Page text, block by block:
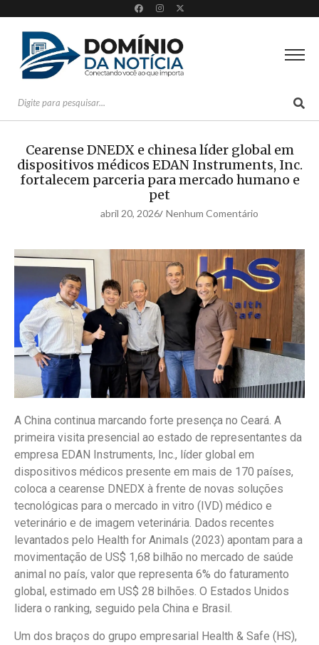
Cearense DNEDX e chinesa líder global em
dispositivos médicos EDAN Instruments, Inc.
fortalecem parceria para mercado humano e
pet
abril 20, 2026/ Nenhum Comentário
A China continua marcando forte presença no Ceará. A
primeira visita presencial ao estado de representantes da
empresa EDAN Instruments, Inc., líder global em
dispositivos médicos presente em mais de 170 países,
coloca a cearense DNEDX à frente de novas soluções
tecnológicas para o mercado in vitro (IVD) médico e
veterinário e de imagem veterinária. Dados recentes
levantados pelo Health for Animals (2023) apontam para a
movimentação de US$ 1,68 bilhão no mercado de saúde
animal no país, valor que representa 6% do faturamento
global, estimado em US$ 28 bilhões. O Estados Unidos
lidera o ranking, seguido pela China e Brasil.
Um dos braços do grupo empresarial Health & Safe (HS),